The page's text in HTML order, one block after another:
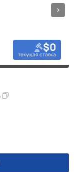
$0
текущая ставка